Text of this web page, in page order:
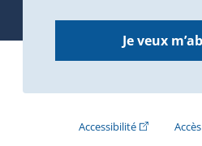
Je veux
Accessibilité(Cet